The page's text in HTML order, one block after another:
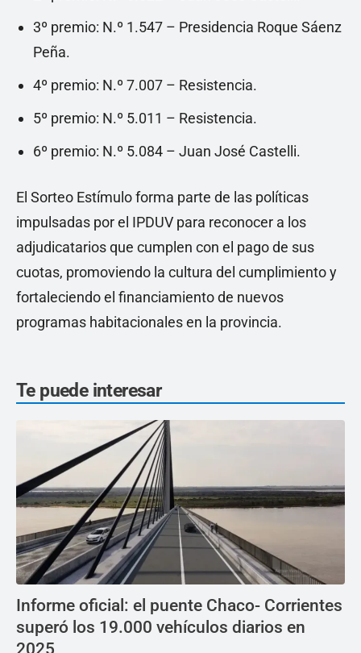
3º premio: N.º 1.547 – Presidencia Roque Sáenz
Peña.
4º premio: N.º 7.007 – Resistencia.
5º premio: N.º 5.011 – Resistencia.
6º premio: N.º 5.084 – Juan José Castelli.
El Sorteo Estímulo forma parte de las políticas
impulsadas por el IPDUV para reconocer a los
adjudicatarios que cumplen con el pago de sus
cuotas, promoviendo la cultura del cumplimiento y
fortaleciendo el financiamiento de nuevos
programas habitacionales en la provincia.
Te puede interesar
Informe oficial: el puente Chaco- Corrientes
superó los 19.000 vehículos diarios en